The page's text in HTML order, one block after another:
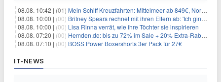
08.08. 10:42 | (01) Mein Schiff Kreuzfahrten: Mittelmeer ab 849€, Norwegen ab 999€ p.P.
08.08. 10:00 | (00) Britney Spears rechnet mit ihren Eltern ab: 'Ich ging zwei Monate lang auf die Knie und weinte'
08.08. 10:00 | (00) Lisa Rinna verrät, wie ihre Töchter sie inspirieren
08.08. 07:20 | (00) Hemden.de: bis zu 72% im Sale + 20% Extra-Rabatt dank Gutschein
08.08. 07:10 | (00) BOSS Power Boxershorts 3er Pack für 27€
IT-NEWS